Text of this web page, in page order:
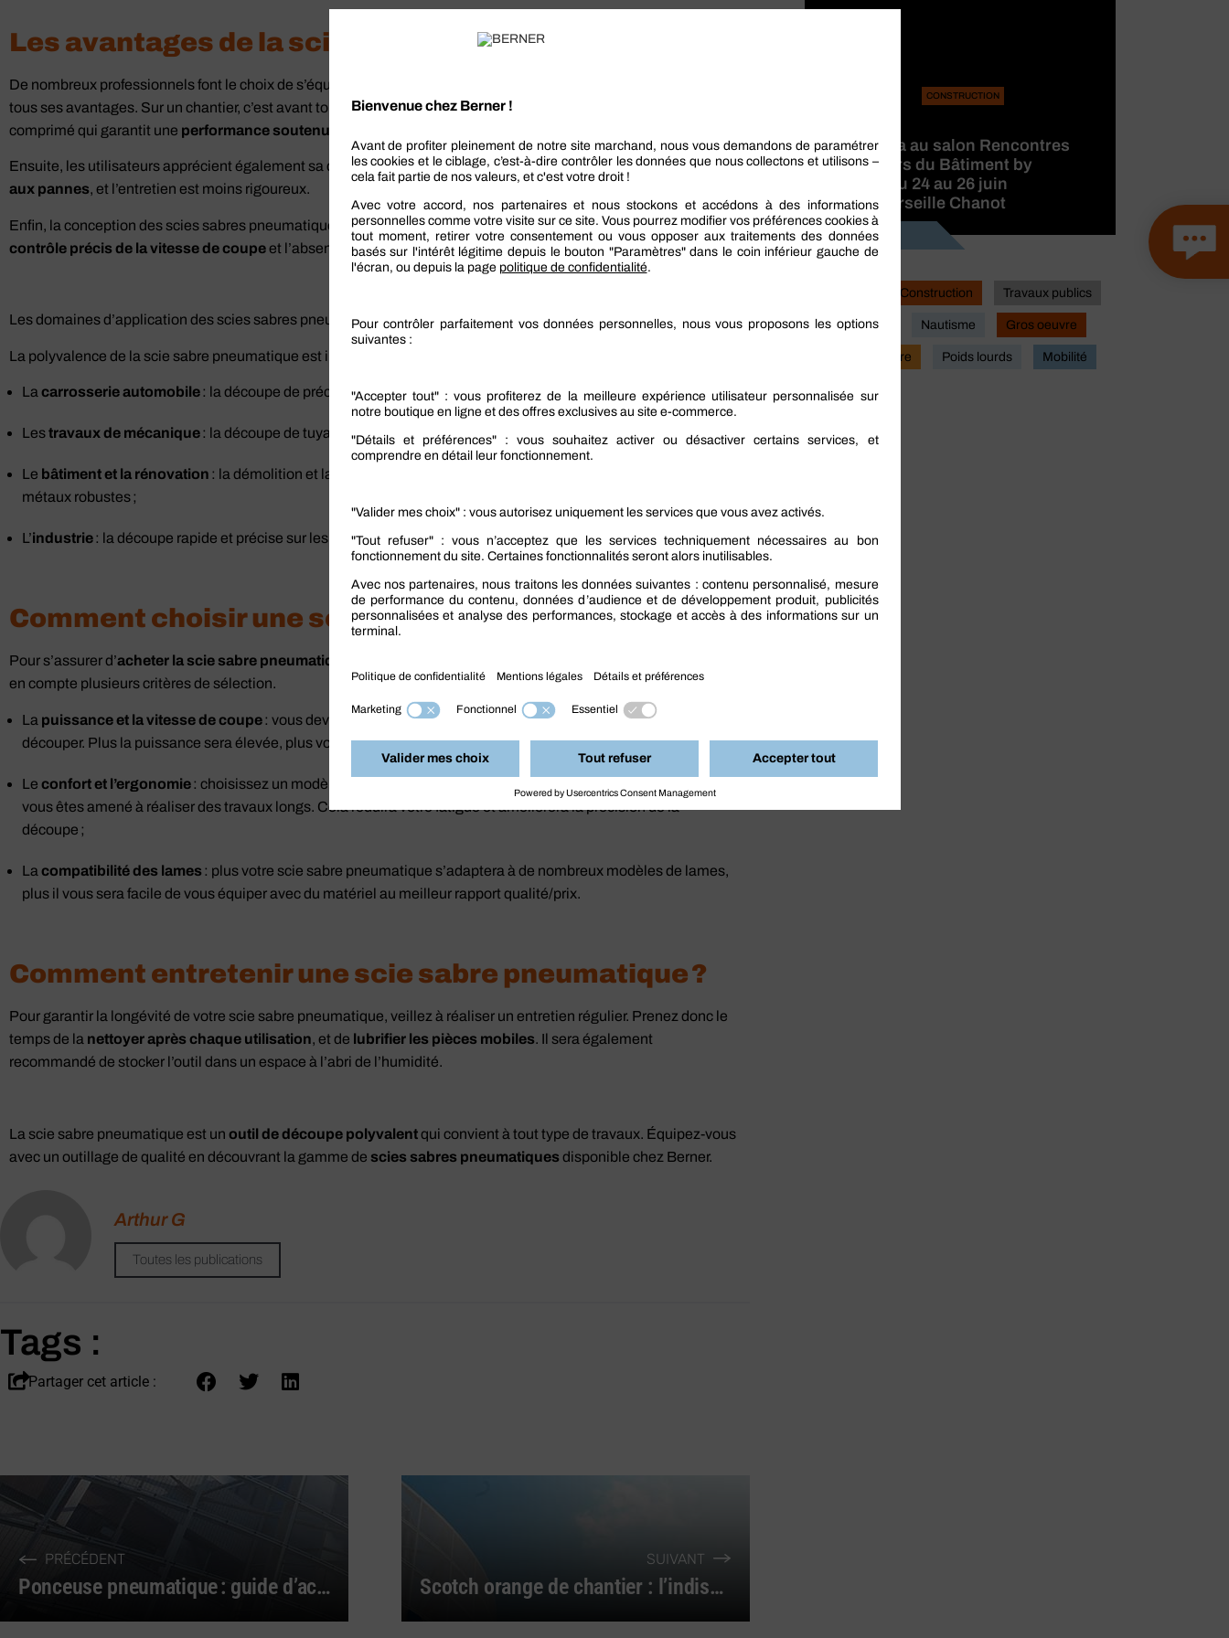
Les avantages de la scie sabre pneumatique
De nombreux professionnels font le choix de s’équiper d’une scie sabre pneumatique de qualité, afin de profiter de
tous ses avantages. Sur un chantier, c’est avant tout la puissance de la machine qui se remarque, grâce à l’air
comprimé qui garantit une performance soutenue
Ensuite, les utilisateurs apprécient également sa durabilité. Sans moteur électrique, l’appareil estmoins sujet
aux pannes, et l’entretien est moins rigoureux.
Enfin, la conception des scies sabres pneumatiques garantit uneplus grande sécuritéà l’utilisation, avec un
contrôle précis de la vitesse de coupeet l’absence de courant électrique.
Les domaines d’application des scies sabres pneumatiques
La polyvalence de la scie sabre pneumatique est intéressante dans bien des domaines d’activité.
La carrosserie automobile: la découpe de précision de la tôle ;
Lestravaux de mécanique: la découpe de tuyaux, de profilés, ou encore de barreaux métalliques ;
Le bâtiment et la rénovation : la démolition et la construction avec la découpe de structures en bois ou en
métaux robustes ;
L’industrie: la découpe rapide et précise sur les opérations des chaînes de production.
Comment choisir une scie sabre pneumatique ?
Pour s’assurer d’acheter la scie sabre pneumatique
en compte plusieurs critères de sélection.
La puissance et la vitessede coupe: vous devrez choisir la puissance de votre outil en fonction du matériau à
découper. Plus la puissance sera élevée, plus vous serez en mesure de découper des matériaux robustes ;
Le confort et l’ergonomie: choisissez un modèle avec une prise en main confort et un poids léger, surtout si
vous êtes amené à réaliser des travaux longs. Cela réduira votre fatigue et améliorera la précision de la
découpe ;
La compatibilité des lames : plus votre scie sabre pneumatique s’adaptera à de nombreux modèles de lames,
plus il vous sera facile de vous équiper avec du matériel au meilleur rapport qualité/prix.
Comment entretenir une scie sabre pneumatique ?
Pour garantir la longévité de votre scie sabre pneumatique, veillez à réaliser un entretien régulier. Prenez donc le
temps de la nettoyer après chaque utilisation, et de lubrifier les pièces mobiles. Il sera également
recommandé de stocker l’outil dans un espace à l’abri de l’humidité.
La scie sabre pneumatique est un outil de découpe polyvalentqui convient à tout type de travaux. Équipez-vous
avec un outillage de qualité en découvrant la gamme de scies sabres pneumatiques disponible chez Berner.
Arthur G
Toutes les publications
Tags :
Partager cet article :
PRÉCÉDENT
Ponceuse pneumatique : guide d’achat
SUIVANT
Scotch orange de chantier : l’indispensable pour vos travaux
CONSTRUCTION
participera au salon Rencontres
des Métiers du Bâtiment by
CAPEB, du 24 au 26 juin
2026 à Marseille Chanot
Lire la suite
Construction Travaux publics
Actualites Nautisme Gros oeuvre
Second oeuvre Poids lourds Mobilité